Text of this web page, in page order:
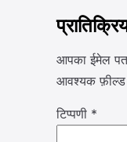
आपका ईमेल
आवश्यक फ़ील्ड
टिप्पणी *